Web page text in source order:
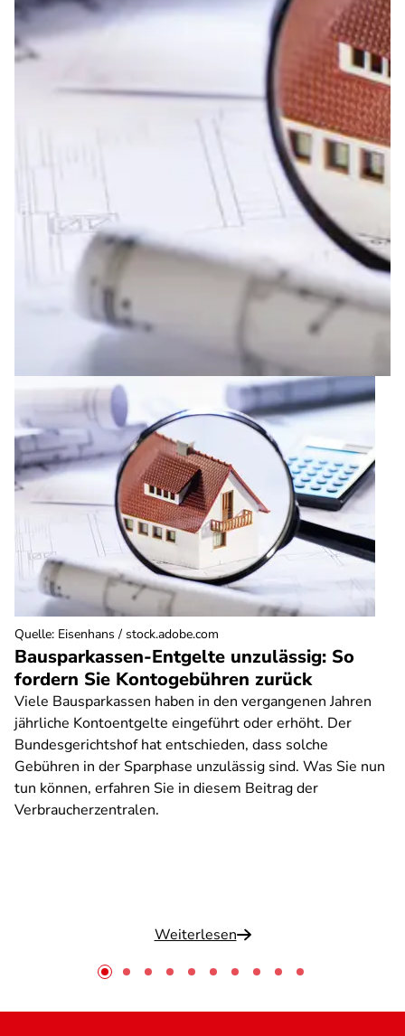
Bausparkassen-Entgelte unzulässig: So
fordern Sie Kontogebühren zurück
Viele Bausparkassen haben in den vergangenen Jahren
jährliche Kontoentgelte eingeführt oder erhöht. Der
Bundesgerichtshof hat entschieden, dass solche
Gebühren in der Sparphase unzulässig sind. Was Sie nun
tun können, erfahren Sie in diesem Beitrag der
Verbraucherzentralen.
Weiterlesen
Quelle: Eisenhans / stock.adobe.com